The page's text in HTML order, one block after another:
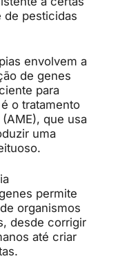
de pesticidas
envolvem a
de genes
para
o tratamento
que usa
uma
permite
organismos
desde corrigir
até criar